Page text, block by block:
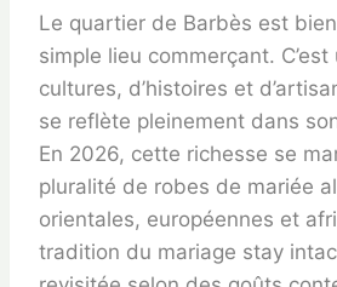
Le quartier de Barbès est bien
simple lieu commerçant.
cultures, d’histoires et
se reflète pleinement dans
En 2026, cette richesse se
pluralité de robes de mariée
orientales, européennes et
tradition du mariage stay